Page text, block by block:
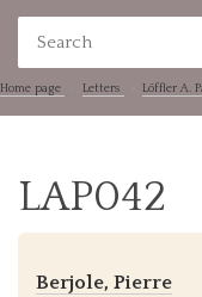
Home page Letters Löffler A.
LAP042
Berjole, Pierre